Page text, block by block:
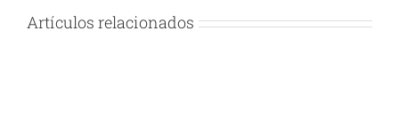
Artículos relacionados